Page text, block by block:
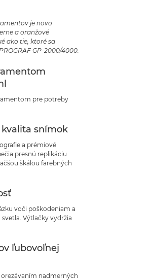
je novo
a oranžové
ako tie, ktoré sa
GP-2000/4000.
pre potreby
snímok
a prémiové
presnú replikáciu
škálou farebných
voči poškodeniam a
Výtlačky vydržia
ľubovoľnej
nadmerných